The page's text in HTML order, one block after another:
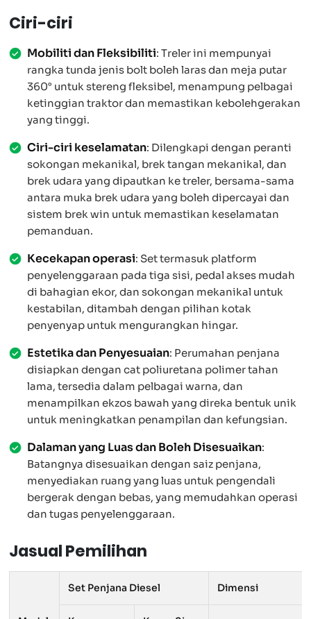
Ciri-ciri
Mobiliti dan Fleksibiliti: Treler ini mempunyai
rangka tunda jenis bolt boleh laras dan meja putar
360° untuk stereng fleksibel, menampung pelbagai
ketinggian traktor dan memastikan kebolehgerakan
yang tinggi.
Ciri-ciri keselamatan: Dilengkapi dengan peranti
sokongan mekanikal, brek tangan mekanikal, dan
brek udara yang dipautkan ke treler, bersama-sama
antara muka brek udara yang boleh dipercayai dan
sistem brek win untuk memastikan keselamatan
pemanduan.
Kecekapan operasi: Set termasuk platform
penyelenggaraan pada tiga sisi, pedal akses mudah
di bahagian ekor, dan sokongan mekanikal untuk
kestabilan, ditambah dengan pilihan kotak
penyenyap untuk mengurangkan hingar.
Estetika dan Penyesuaian: Perumahan penjana
disiapkan dengan cat poliuretana polimer tahan
lama, tersedia dalam pelbagai warna, dan
menampilkan ekzos bawah yang direka bentuk unik
untuk meningkatkan penampilan dan kefungsian.
Dalaman yang Luas dan Boleh Disesuaikan:
Batangnya disesuaikan dengan saiz penjana,
menyediakan ruang yang luas untuk pengendali
bergerak dengan bebas, yang memudahkan operasi
dan tugas penyelenggaraan.
Jasual Pemilihan
Set Penjana Diesel Dimensi